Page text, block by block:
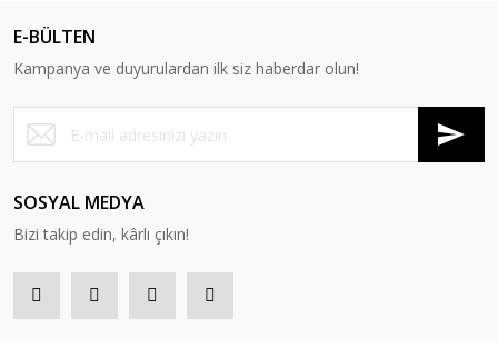
E-BÜLTEN
Kampanya ve duyurulardan ilk siz haberdar olun!
SOSYAL MEDYA
Bizi takip edin, kârlı çıkın!